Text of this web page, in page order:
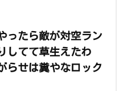
ったら敵が対空ラン
してて草生えたわ
らせは糞やなロック